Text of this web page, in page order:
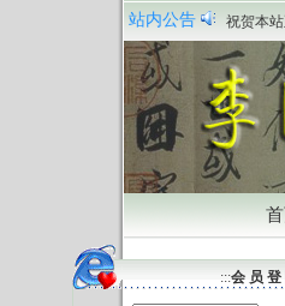
站内公告
祝贺本
:::会 员 登